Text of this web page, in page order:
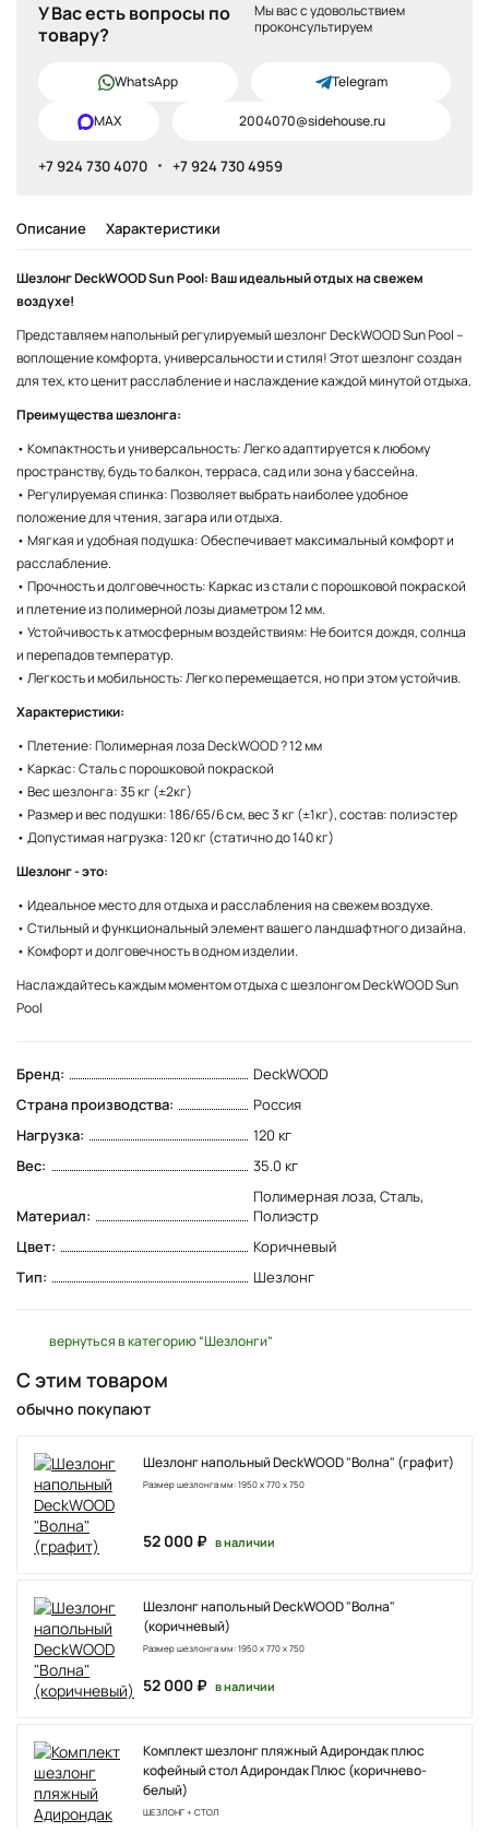
У Вас есть вопросы по
товару?
Мы вас с удовольствием
проконсультируем
WhatsApp Telegram
MAX 2004070@sidehouse.ru
+7 924 730 4070 +7 924 730 4959
Описание Характеристики
Шезлонг DeckWOOD Sun Pool: Ваш идеальный отдых на свежем
воздухе!
Представляем напольный регулируемый шезлонг DeckWOOD Sun Pool –
воплощение комфорта, универсальности и стиля! Этот шезлонг создан
для тех, кто ценит расслабление и наслаждение каждой минутой отдыха.
Преимущества шезлонга:
• Компактность и универсальность: Легко адаптируется к любому
пространству, будь то балкон, терраса, сад или зона у бассейна.
• Регулируемая спинка: Позволяет выбрать наиболее удобное
положение для чтения, загара или отдыха.
• Мягкая и удобная подушка: Обеспечивает максимальный комфорт и
расслабление.
• Прочность и долговечность: Каркас из стали с порошковой покраской
и плетение из полимерной лозы диаметром 12 мм.
• Устойчивость к атмосферным воздействиям: Не боится дождя, солнца
и перепадов температур.
• Легкость и мобильность: Легко перемещается, но при этом устойчив.
Характеристики:
• Плетение: Полимерная лоза DeckWOOD ? 12 мм
• Каркас: Сталь с порошковой покраской
• Вес шезлонга: 35 кг (±2кг)
• Размер и вес подушки: 186/65/6 см, вес 3 кг (±1кг), состав: полиэстер
• Допустимая нагрузка: 120 кг (статично до 140 кг)
Шезлонг - это:
• Идеальное место для отдыха и расслабления на свежем воздухе.
• Стильный и функциональный элемент вашего ландшафтного дизайна.
• Комфорт и долговечность в одном изделии.
Наслаждайтесь каждым моментом отдыха с шезлонгом DeckWOOD Sun
Pool
Бренд:
DeckWOOD
Страна производства:
Россия
Нагрузка:
120 кг
Вес:
35.0 кг
Материал:
Полимерная лоза, Сталь,
Полиэстр
Цвет:
Коричневый
Тип:
Шезлонг
вернуться в категорию “Шезлонги”
С этим товаром
обычно покупают
Шезлонг напольный DeckWOOD "Волна" (графит)
Размер шезлонга мм: 1950 х 770 х 750
52 000 ₽ в наличии
Шезлонг напольный DeckWOOD "Волна"
(коричневый)
Размер шезлонга мм: 1950 х 770 х 750
52 000 ₽ в наличии
Комплект шезлонг пляжный Адирондак плюс
кофейный стол Адирондак Плюс (коричнево-
белый)
ШЕЗЛОНГ + СТОЛ